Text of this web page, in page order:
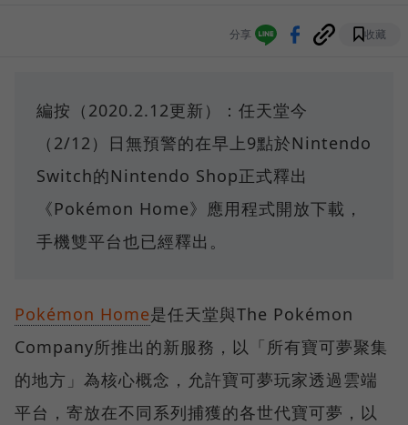
分享 收藏
編按（2020.2.12更新）：任天堂今
（2/12）日無預警的在早上9點於Nintendo
Switch的Nintendo Shop正式釋出
《Pokémon Home》應用程式開放下載，
手機雙平台也已經釋出。
Pokémon Home是任天堂與The Pokémon
Company所推出的新服務，以「所有寶可夢聚集
的地方」為核心概念，允許寶可夢玩家透過雲端
平台，寄放在不同系列捕獲的各世代寶可夢，以